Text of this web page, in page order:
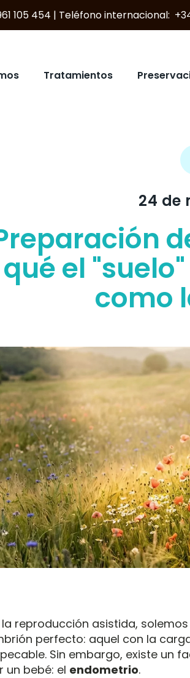
105 454 | Teléfono internacional:
Tratamientos
24 de
qué el
como
la reproducción asistida,
perfecto: aquel con la
Sin embargo, existe un
un bebé: el endometrio.